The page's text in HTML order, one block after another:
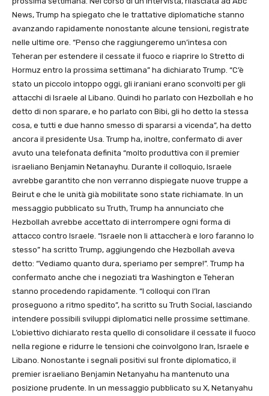
News, Trump ha spiegato che le trattative diplomatiche stanno
avanzando rapidamente nonostante alcune tensioni, registrate
nelle ultime ore. “Penso che raggiungeremo un’intesa con
Teheran per estendere il cessate il fuoco e riaprire lo Stretto di
Hormuz entro la prossima settimana” ha dichiarato Trump. “C’è
stato un piccolo intoppo oggi, gli iraniani erano sconvolti per gli
attacchi di Israele al Libano. Quindi ho parlato con Hezbollah e ho
detto di non sparare, e ho parlato con Bibi, gli ho detto la stessa
cosa, e tutti e due hanno smesso di spararsi a vicenda”, ha detto
ancora il presidente Usa. Trump ha, inoltre, confermato di aver
avuto una telefonata definita “molto produttiva con il premier
israeliano Benjamin Netanayhu. Durante il colloquio, Israele
avrebbe garantito che non verranno dispiegate nuove truppe a
Beirut e che le unità già mobilitate sono state richiamate. In un
messaggio pubblicato su Truth, Trump ha annunciato che
Hezbollah avrebbe accettato di interrompere ogni forma di
attacco contro Israele. “Israele non li attaccherà e loro faranno lo
stesso” ha scritto Trump, aggiungendo che Hezbollah aveva
detto: “Vediamo quanto dura, speriamo per sempre!”. Trump ha
confermato anche che i negoziati tra Washington e Teheran
stanno procedendo rapidamente. “I colloqui con l’Iran
proseguono a ritmo spedito”, ha scritto su Truth Social, lasciando
intendere possibili sviluppi diplomatici nelle prossime settimane.
L’obiettivo dichiarato resta quello di consolidare il cessate il fuoco
nella regione e ridurre le tensioni che coinvolgono Iran, Israele e
Libano. Nonostante i segnali positivi sul fronte diplomatico, il
premier israeliano Benjamin Netanyahu ha mantenuto una
posizione prudente. In un messaggio pubblicato su X, Netanyahu